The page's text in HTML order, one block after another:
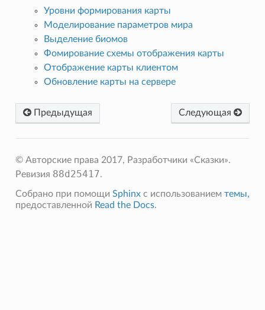
Уровни формирования карты
Моделирование параметров мира
Выделение биомов
Фомирование схемы отображения карты
Отображение карты клиентом
Обновление карты на сервере
Предыдущая Следующая
© Авторские права 2017, Разработчики «Сказки».
Ревизия 88d25417.
Собрано при помощи Sphinxс использованием темы,
предоставленной Read the Docs.